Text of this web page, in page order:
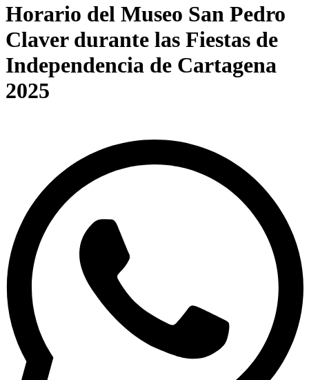
Horario del Museo San Pedro
Claver durante las Fiestas de
Independencia de Cartagena
2025